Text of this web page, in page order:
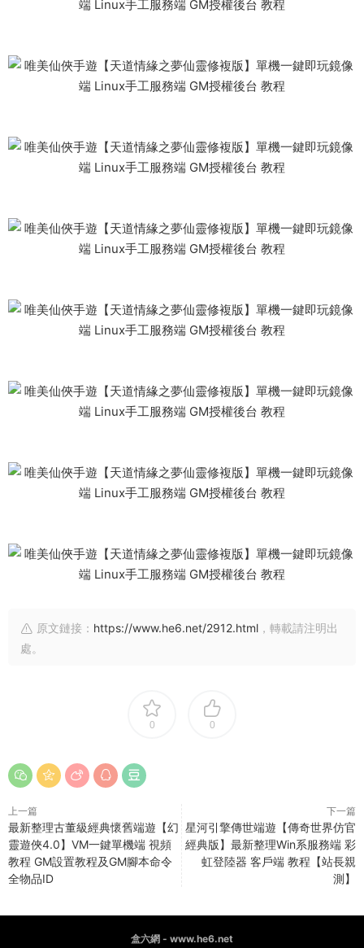
原文鏈接： https://www.he6.net/2912.html ，轉載請注明出
處。
0 0
上一篇
最新整理古董級經典懷舊端遊【幻
靈遊俠4.0】VM一鍵單機端 視頻
教程 GM設置教程及GM腳本命令
全物品ID
下一篇
星河引擎傳世端遊【傳奇世界仿官
經典版】最新整理Win系服務端 彩
虹登陸器 客戶端 教程【站長親
測】
盒六網 - www.he6.net